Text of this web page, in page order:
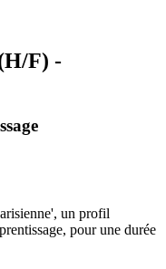
F) -
un profil
pour une durée